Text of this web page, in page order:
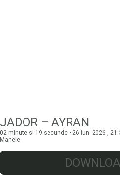
JADOR – AYRAN
02 minute si 19 secunde • 26 iun. 2026 ,
Manele